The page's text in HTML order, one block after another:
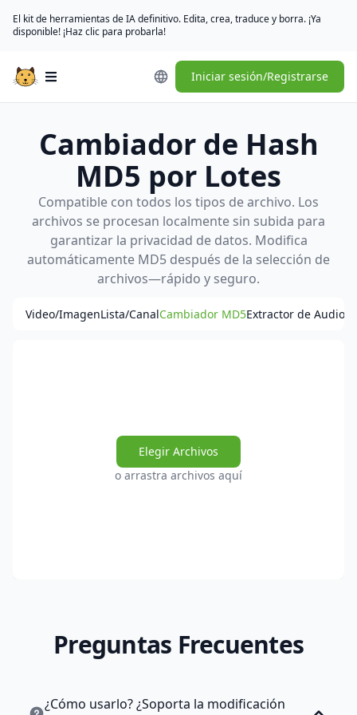
El kit de herramientas de IA definitivo. Edita, crea, traduce y borra. ¡Ya
disponible! ¡Haz clic para probarla!
Open main menu Iniciar sesión/Registrarse
Cambiador de Hash
MD5 por Lotes
Compatible con todos los tipos de archivo. Los
archivos se procesan localmente sin subida para
garantizar la privacidad de datos. Modifica
automáticamente MD5 después de la selección de
archivos—rápido y seguro.
Video/ImagenLista/CanalCambiador MD5Extractor de Audio
Elegir Archivos
o arrastra archivos aquí
Preguntas Frecuentes
¿Cómo usarlo? ¿Soporta la modificación